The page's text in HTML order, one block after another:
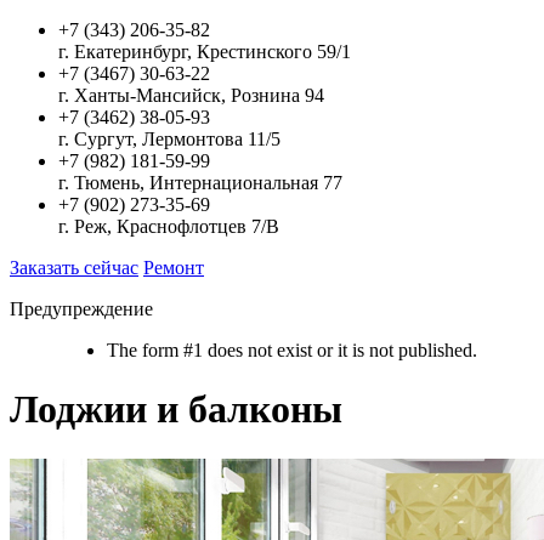
+7 (343) 206-35-82
г. Екатеринбург, Крестинского 59/1
+7 (3467) 30-63-22
г. Ханты-Мансийск, Рознина 94
+7 (3462) 38-05-93
г. Сургут, Лермонтова 11/5
+7 (982) 181-59-99
г. Тюмень, Интернациональная 77
+7 (902) 273-35-69
г. Реж, Краснофлотцев 7/В
Заказать сейчас Ремонт
Предупреждение
The form #1 does not exist or it is not published.
Лоджии и балконы